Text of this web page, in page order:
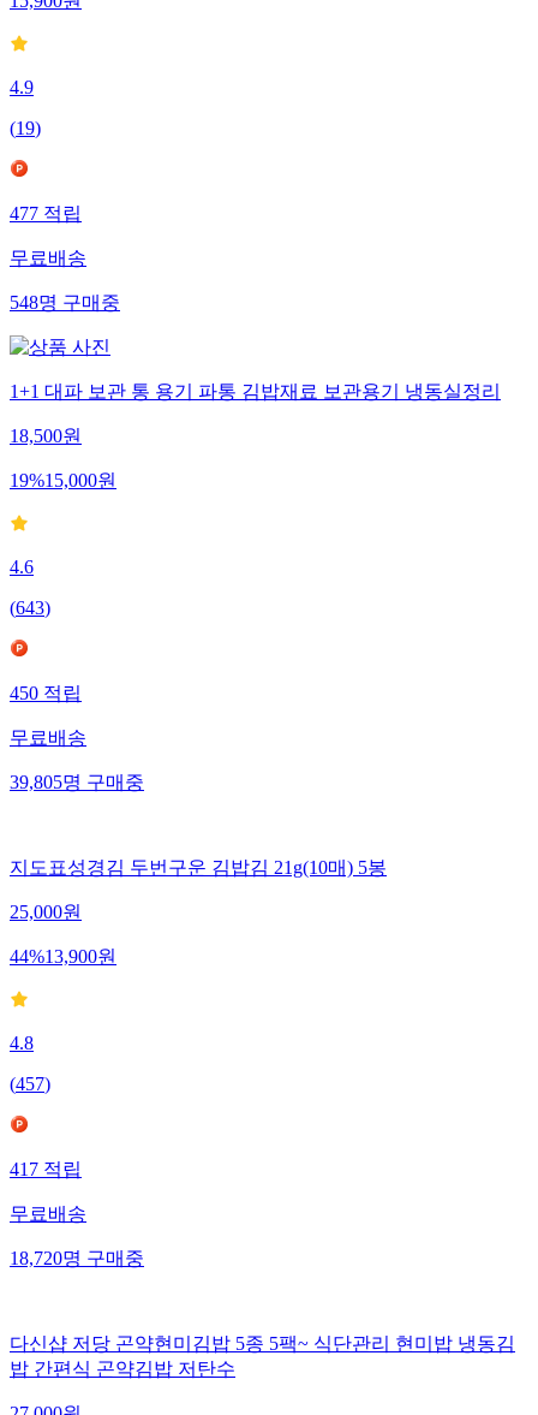
15,900원
4.9
(19)
477적립
무료배송
548명구매중
1+1 대파 보관 통 용기 파통 김밥재료 보관용기 냉동실정리
18,500원
19%15,000원
4.6
(643)
450적립
무료배송
39,805명구매중
지도표성경김 두번구운 김밥김 21g(10매) 5봉
25,000원
44%13,900원
4.8
(457)
417적립
무료배송
18,720명구매중
다신샵 저당 곤약현미김밥 5종 5팩~ 식단관리 현미밥 냉동김
밥 간편식 곤약김밥 저탄수